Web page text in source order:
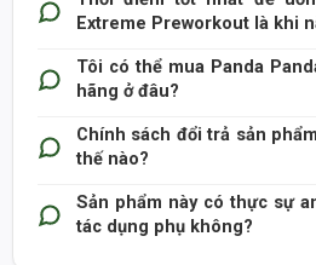
Extreme Preworkout là khi
Tôi có thể mua Panda
hãng ở đâu?
Chính sách đổi trả sản
thế nào?
Sản phẩm này có thực sự
tác dụng phụ không?